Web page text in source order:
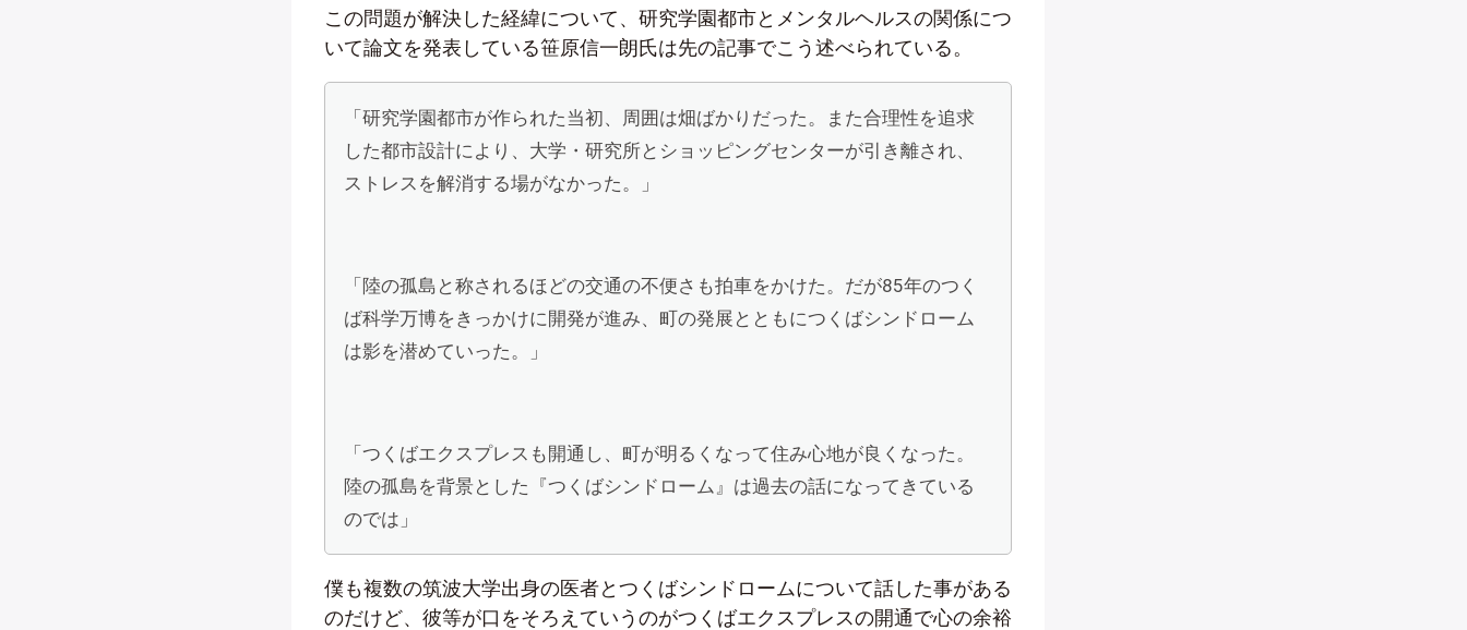
この問題が解決した経緯について、研究学園都市とメンタルヘルスの関係につ
いて論文を発表している笹原信一朗氏は先の記事でこう述べられている。
「研究学園都市が作られた当初、周囲は畑ばかりだった。また合理性を追求
した都市設計により、大学・研究所とショッピングセンターが引き離され、
ストレスを解消する場がなかった。」
「陸の孤島と称されるほどの交通の不便さも拍車をかけた。だが85年のつく
ば科学万博をきっかけに開発が進み、町の発展とともにつくばシンドローム
は影を潜めていった。」
「つくばエクスプレスも開通し、町が明るくなって住み心地が良くなった。
陸の孤島を背景とした『つくばシンドローム』は過去の話になってきている
のでは」
僕も複数の筑波大学出身の医者とつくばシンドロームについて話した事がある
のだけど、彼等が口をそろえていうのがつくばエクスプレスの開通で心の余裕